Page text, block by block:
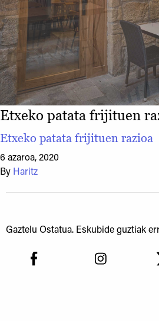
Etxeko patata frijituen
Etxeko patata frijituen razioa
6 azaroa, 2020
By Haritz
Gaztelu Ostatua. Eskubide guztiak